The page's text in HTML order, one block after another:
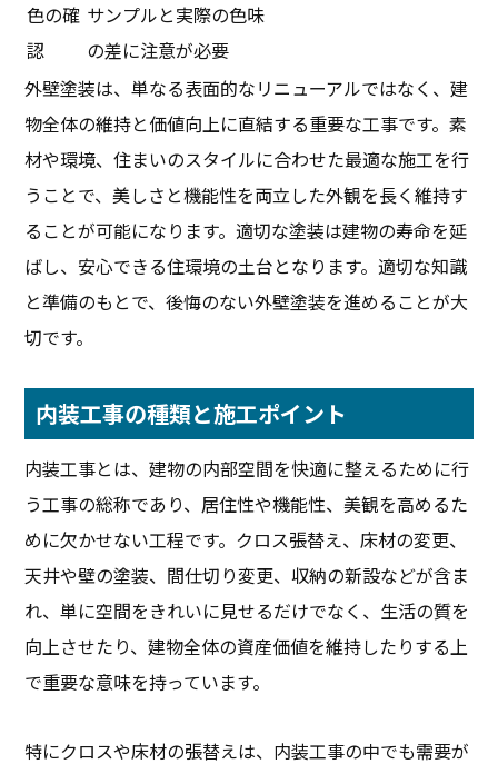
色の確
認
サンプルと実際の色味
の差に注意が必要
外壁塗装は、単なる表面的なリニューアルではなく、建
物全体の維持と価値向上に直結する重要な工事です。素
材や環境、住まいのスタイルに合わせた最適な施工を行
うことで、美しさと機能性を両立した外観を長く維持す
ることが可能になります。適切な塗装は建物の寿命を延
ばし、安心できる住環境の土台となります。適切な知識
と準備のもとで、後悔のない外壁塗装を進めることが大
切です。
内装工事の種類と施工ポイント
内装工事とは、建物の内部空間を快適に整えるために行
う工事の総称であり、居住性や機能性、美観を高めるた
めに欠かせない工程です。クロス張替え、床材の変更、
天井や壁の塗装、間仕切り変更、収納の新設などが含ま
れ、単に空間をきれいに見せるだけでなく、生活の質を
向上させたり、建物全体の資産価値を維持したりする上
で重要な意味を持っています。
特にクロスや床材の張替えは、内装工事の中でも需要が